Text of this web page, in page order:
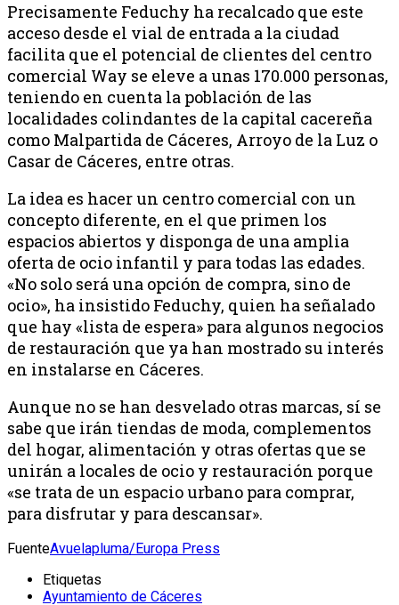
Precisamente Feduchy ha recalcado que este
acceso desde el vial de entrada a la ciudad
facilita que el potencial de clientes del centro
comercial Way se eleve a unas 170.000 personas,
teniendo en cuenta la población de las
localidades colindantes de la capital cacereña
como Malpartida de Cáceres, Arroyo de la Luz o
Casar de Cáceres, entre otras.
La idea es hacer un centro comercial con un
concepto diferente, en el que primen los
espacios abiertos y disponga de una amplia
oferta de ocio infantil y para todas las edades.
«No solo será una opción de compra, sino de
ocio», ha insistido Feduchy, quien ha señalado
que hay «lista de espera» para algunos negocios
de restauración que ya han mostrado su interés
en instalarse en Cáceres.
Aunque no se han desvelado otras marcas, sí se
sabe que irán tiendas de moda, complementos
del hogar, alimentación y otras ofertas que se
unirán a locales de ocio y restauración porque
«se trata de un espacio urbano para comprar,
para disfrutar y para descansar».
FuenteAvuelapluma/Europa Press
Etiquetas
Ayuntamiento de Cáceres